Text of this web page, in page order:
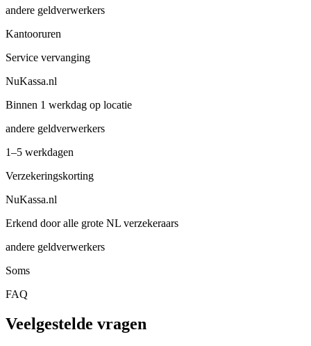
andere geldverwerkers
Kantooruren
Service vervanging
NuKassa.nl
Binnen 1 werkdag op locatie
andere geldverwerkers
1–5 werkdagen
Verzekeringskorting
NuKassa.nl
Erkend door alle grote NL verzekeraars
andere geldverwerkers
Soms
FAQ
Veelgestelde vragen